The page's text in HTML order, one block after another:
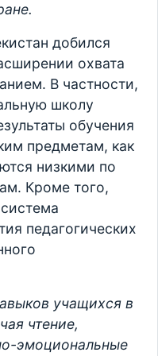
добился
охвата
В частности,
школу
обучения
предметам, как
низкими по
Кроме того,
педагогических
учащихся в
чтение,
эмоциональные